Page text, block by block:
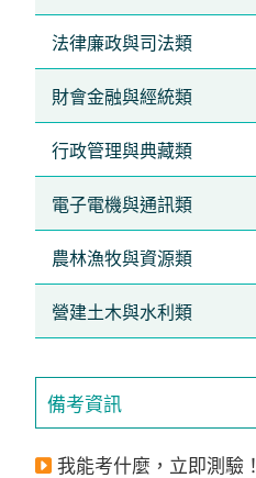
法律廉政與司法類
財會金融與經統類
行政管理與典藏類
電子電機與通訊類
農林漁牧與資源類
營建土木與水利類
備考資訊
我能考什麼，立即測驗！